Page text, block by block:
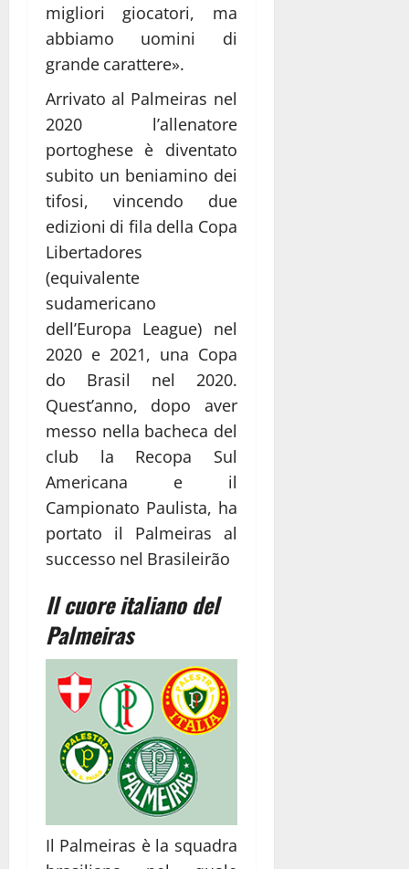
migliori giocatori, ma
abbiamo uomini di
grande carattere».
Arrivato al Palmeiras nel
2020 l’allenatore
portoghese è diventato
subito un beniamino dei
tifosi, vincendo due
edizioni di fila della Copa
Libertadores
(equivalente
sudamericano
dell’Europa League) nel
2020 e 2021, una Copa
do Brasil nel 2020.
Quest’anno, dopo aver
messo nella bacheca del
club la Recopa Sul
Americana e il
Campionato Paulista, ha
portato il Palmeiras al
successo nel Brasileirão
Il cuore italiano del
Palmeiras
Il Palmeiras è la squadra